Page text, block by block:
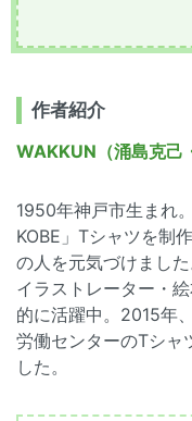
作者紹介
WAKKUN（涌島克己
1950年神戸市生まれ
KOBE」Tシャツを制
の人を元気づけました
イラストレーター・
的に活躍中。2015年
労働センターのTシャ
した。